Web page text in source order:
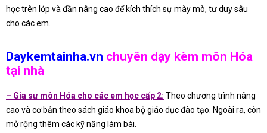
học trên lớp và đần nâng cao để kích thích sự mày mò, tư duy sâu
cho các em.
Daykemtainha.vn chuyên dạy kèm môn Hóa
tại nhà
– Gia sư môn Hóa cho các em học cấp 2: Theo chương trình nâng
cao và cơ bản theo sách giáo khoa bộ giáo dục đào tạo. Ngoài ra, còn
mở rộng thêm các kỹ năng làm bài.